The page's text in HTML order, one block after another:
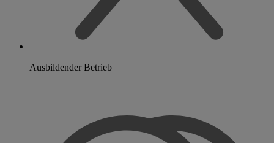
Ausbildender Betrieb